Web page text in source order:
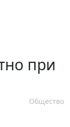
при
Общество